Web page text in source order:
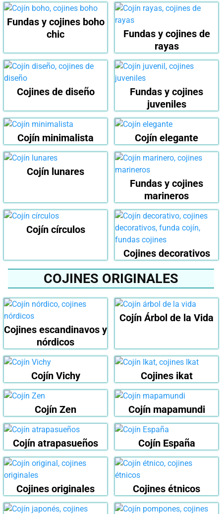
Fundas y cojines boho
chic
Fundas y cojines de
rayas
Cojines de diseño
Fundas y cojines
juveniles
Cojín minimalista Cojín elegante
Cojín lunares
Fundas y cojines
marineros
Cojín círculos
Cojines decorativos
COJINES ORIGINALES
Cojines escandinavos y
nórdicos
Cojín Árbol de la Vida
Cojín Vichy Cojines ikat
Cojín Zen Cojín mapamundi
Cojín atrapasueños Cojín España
Cojines originales Cojines étnicos